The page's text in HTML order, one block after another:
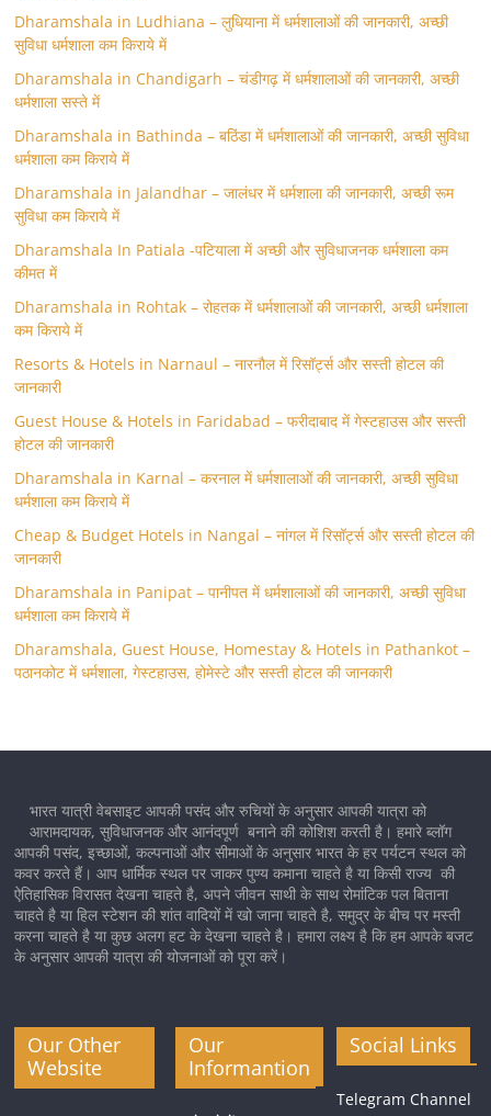
Dharamshala in Ludhiana – लुधियाना में धर्मशालाओं की जानकारी, अच्छी
सुविधा धर्मशाला कम किराये में
Dharamshala in Chandigarh – चंडीगढ़ में धर्मशालाओं की जानकारी, अच्छी
धर्मशाला सस्ते में
Dharamshala in Bathinda – बठिंडा में धर्मशालाओं की जानकारी, अच्छी सुविधा
धर्मशाला कम किराये में
Dharamshala in Jalandhar – जालंधर में धर्मशाला की जानकारी, अच्छी रूम
सुविधा कम किराये में
Dharamshala In Patiala -पटियाला में अच्छी और सुविधाजनक धर्मशाला कम
कीमत में
Dharamshala in Rohtak – रोहतक में धर्मशालाओं की जानकारी, अच्छी धर्मशाला
कम किराये में
Resorts & Hotels in Narnaul – नारनौल में रिसॉर्ट्स और सस्ती होटल की
जानकारी
Guest House & Hotels in Faridabad – फरीदाबाद में गेस्टहाउस और सस्ती
होटल की जानकारी
Dharamshala in Karnal – करनाल में धर्मशालाओं की जानकारी, अच्छी सुविधा
धर्मशाला कम किराये में
Cheap & Budget Hotels in Nangal – नांगल में रिसॉर्ट्स और सस्ती होटल की
जानकारी
Dharamshala in Panipat – पानीपत में धर्मशालाओं की जानकारी, अच्छी सुविधा
धर्मशाला कम किराये में
Dharamshala, Guest House, Homestay & Hotels in Pathankot –
पठानकोट में धर्मशाला, गेस्टहाउस, होमेस्टे और सस्ती होटल की जानकारी
भारत यात्री वेबसाइट आपकी पसंद और रुचियों के अनुसार आपकी यात्रा को
आरामदायक, सुविधाजनक और आनंदपूर्ण बनाने की कोशिश करती है। हमारे ब्लॉग
आपकी पसंद, इच्छाओं, कल्पनाओं और सीमाओं के अनुसार भारत के हर पर्यटन स्थल को
कवर करते हैं। आप धार्मिक स्थल पर जाकर पुण्य कमाना चाहते है या किसी राज्य की
ऐतिहासिक विरासत देखना चाहते है, अपने जीवन साथी के साथ रोमांटिक पल बिताना
चाहते है या हिल स्टेशन की शांत वादियों में खो जाना चाहते है, समुद्र के बीच पर मस्ती
करना चाहते है या कुछ अलग हट के देखना चाहते है। हमारा लक्ष्य है कि हम आपके बजट
के अनुसार आपकी यात्रा की योजनाओं को पूरा करें।
Our Other
Website
Our
Informantion
Social Links
Telegram Channel